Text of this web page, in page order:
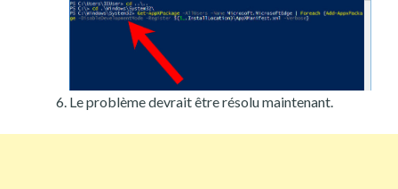
Le problème devrait être résolu maintenant.